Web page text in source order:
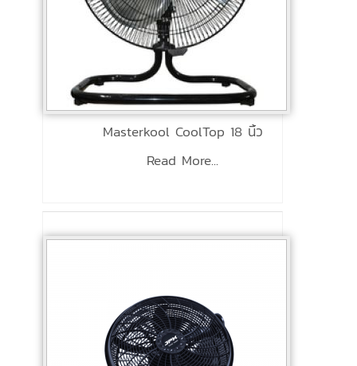
Masterkool CoolTop 18 นิ้ว
Read More...